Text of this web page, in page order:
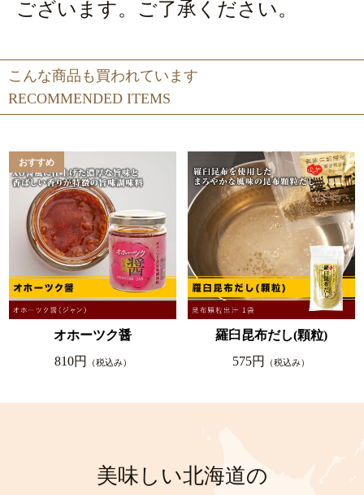
ございます。ご了承ください。
RECOMMENDED ITEMS
こんな商品も買われています
オホーツク醤
810円
（税込み）
羅臼昆布だし(顆粒)
575円
（税込み）
美味しい北海道の